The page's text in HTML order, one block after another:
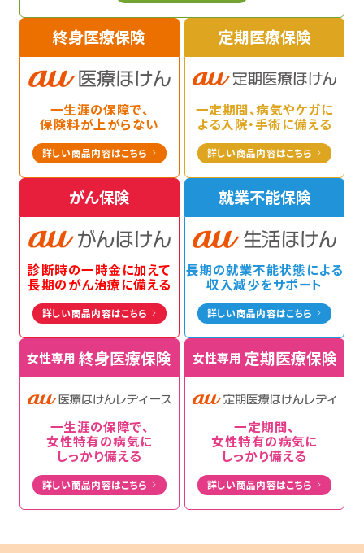
終身医療保険
一生涯の保障で、
保険料が 上がらない
詳しい商品内容はこちら
定期医療保険
一定期間、病気やケガに
よる入院・手術に備える
詳しい商品内容はこちら
がん保険
診断時の一時金に加えて
長期のがん治療に備える
詳しい商品内容はこちら
就業不能保険
長期の就業不能状態による
収入減少をサポート
詳しい商品内容はこちら
女性専用 終身医療保険
一生涯の保障で、
女性特有の病気に
しっかり備える
詳しい商品内容はこちら
女性専用 定期医療保険
一定期間、
女性特有の病気に
しっかり備える
詳しい商品内容はこちら